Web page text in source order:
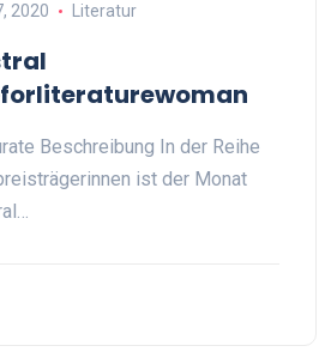
2020 Literatur
Beschreibung In der Reihe
ist der Monat